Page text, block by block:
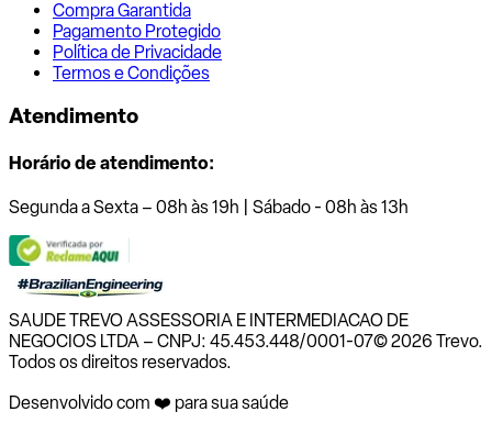
Compra Garantida
Pagamento Protegido
Política de Privacidade
Termos e Condições
Atendimento
Horário de atendimento:
Segunda a Sexta – 08h às 19h | Sábado - 08h às 13h
SAUDE TREVO ASSESSORIA E INTERMEDIACAO DE
NEGOCIOS LTDA – CNPJ: 45.453.448/0001-07© 2026 Trevo.
Todos os direitos reservados.
Desenvolvido com ❤️ para sua saúde